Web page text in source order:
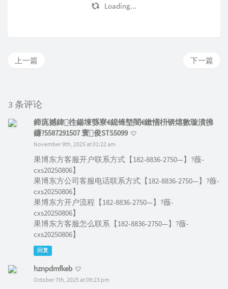
Loading...
下一篇
上一篇
3 条评论
鍗庣撼鍏徃鍚堜綔寮€鎴锋墍闇€鏉愭枡锛熺數璇濆彿
鐮?5587291507 寰俊STS5099
November 9th, 2025 at 01:22 am
果博东方客服开户联系方式【182-8836-2750—】?薇-
cxs20250806】
果博东方公司客服电话联系方式【182-8836-2750—】?薇-
cxs20250806】
果博东方开户流程【182-8836-2750—】?薇-
cxs20250806】
果博东方客服怎么联系【182-8836-2750—】?薇-
cxs20250806】
回复
hznpdmfkeb
October 7th, 2025 at 09:23 pm